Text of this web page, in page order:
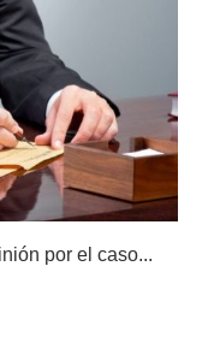
por el caso...